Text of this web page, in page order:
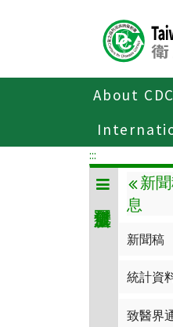
About CDC
:::
新
息
新聞稿
統計資
致醫界